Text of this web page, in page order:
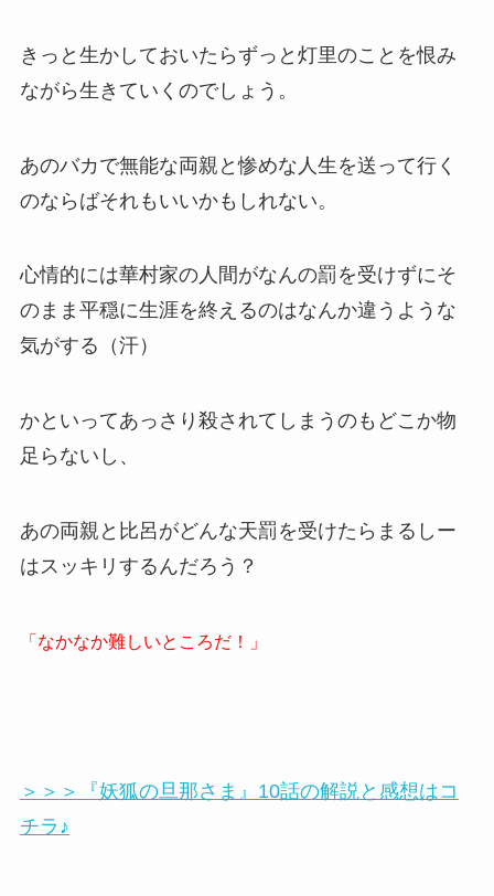
きっと生かしておいたらずっと灯里のことを恨み
ながら生きていくのでしょう。
あのバカで無能な両親と惨めな人生を送って行く
のならばそれもいいかもしれない。
心情的には華村家の人間がなんの罰を受けずにそ
のまま平穏に生涯を終えるのはなんか違うような
気がする（汗）
かといってあっさり殺されてしまうのもどこか物
足らないし、
あの両親と比呂がどんな天罰を受けたらまるしー
はスッキリするんだろう？
「なかなか難しいところだ！」
＞＞＞『妖狐の旦那さま』10話の解説と感想はコ
チラ♪